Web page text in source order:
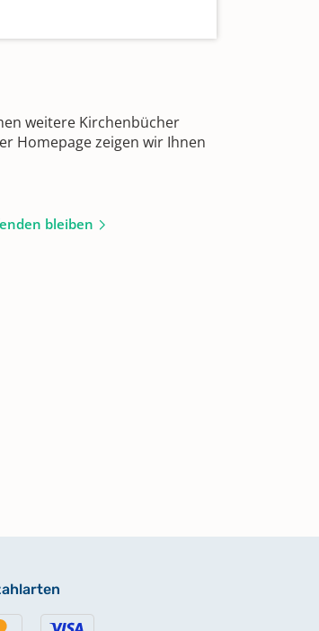
weitere Kirchenbücher
Homepage zeigen wir Ihnen
bleiben